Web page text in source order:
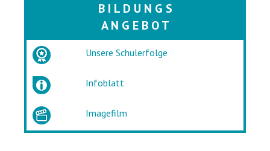
B I L D U N G S
A N G E B O T
Unsere Schulerfolge
Infoblatt
Imagefilm